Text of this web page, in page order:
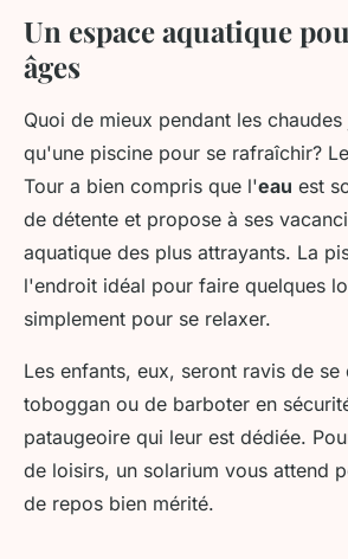
Un espace aquatique
âges
Quoi de mieux pendant les chaudes
qu'une piscine pour se rafraîchir?
Tour a bien compris que l'eau est
de détente et propose à ses
aquatique des plus attrayants. La
l'endroit idéal pour faire quelques
simplement pour se relaxer.
Les enfants, eux, seront ravis de
toboggan ou de barboter en
pataugeoire qui leur est dédiée.
de loisirs, un solarium vous attend
de repos bien mérité.